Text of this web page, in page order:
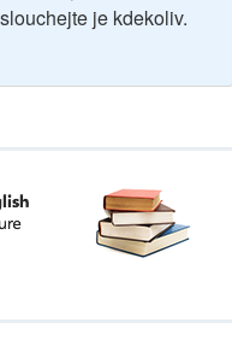
je kdekoliv.